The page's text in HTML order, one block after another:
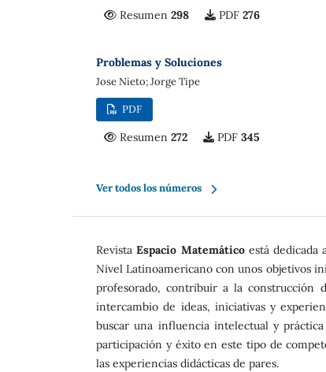
Resumen 298 PDF 276
Problemas y Soluciones
Jose Nieto; Jorge Tipe
PDF
Resumen 272 PDF 345
Ver todos los números
RevistaEspacio Matemáticoestá dedicada
Nivel Latinoamericano con unos objetivos
profesorado, contribuir a la construcción
intercambio de ideas, iniciativas y
buscar una influencia intelectual y
participación y éxito en este tipo de
las experiencias didácticas de pares.